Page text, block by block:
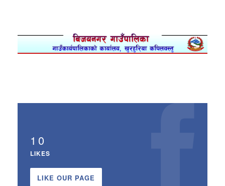
10
LIKES
LIKE OUR PAGE